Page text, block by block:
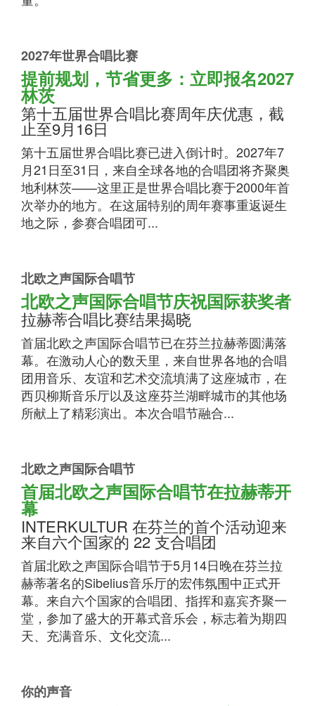
2027年世界合唱比赛
提前规划，节省更多：立即报名2027
林茨
第十五届世界合唱比赛周年庆优惠，截
止至9月16日
第十五届世界合唱比赛已进入倒计时。2027年7
月21日至31日，来自全球各地的合唱团将齐聚奥
地利林茨——这里正是世界合唱比赛于2000年首
次举办的地方。在这届特别的周年赛事重返诞生
地之际，参赛合唱团可...
北欧之声国际合唱节
北欧之声国际合唱节庆祝国际获奖者
拉赫蒂合唱比赛结果揭晓
首届北欧之声国际合唱节已在芬兰拉赫蒂圆满落
幕。在激动人心的数天里，来自世界各地的合唱
团用音乐、友谊和艺术交流填满了这座城市，在
西贝柳斯音乐厅以及这座芬兰湖畔城市的其他场
所献上了精彩演出。本次合唱节融合...
北欧之声国际合唱节
首届北欧之声国际合唱节在拉赫蒂开
幕
INTERKULTUR 在芬兰的首个活动迎来
来自六个国家的 22 支合唱团
首届北欧之声国际合唱节于5月14日晚在芬兰拉
赫蒂著名的Sibelius音乐厅的宏伟氛围中正式开
幕。来自六个国家的合唱团、指挥和嘉宾齐聚一
堂，参加了盛大的开幕式音乐会，标志着为期四
天、充满音乐、文化交流...
你的声音